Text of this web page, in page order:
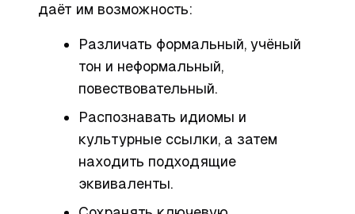
даёт им возможность:
Различать формальный, учёный
тон и неформальный,
повествовательный.
Распознавать идиомы и
культурные ссылки, а затем
находить подходящие
эквиваленты.